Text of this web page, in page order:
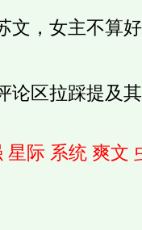
，女主不算
区拉踩提及
星际 系统 爽文